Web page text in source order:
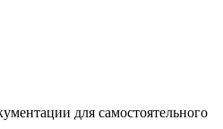
для самостоятельного